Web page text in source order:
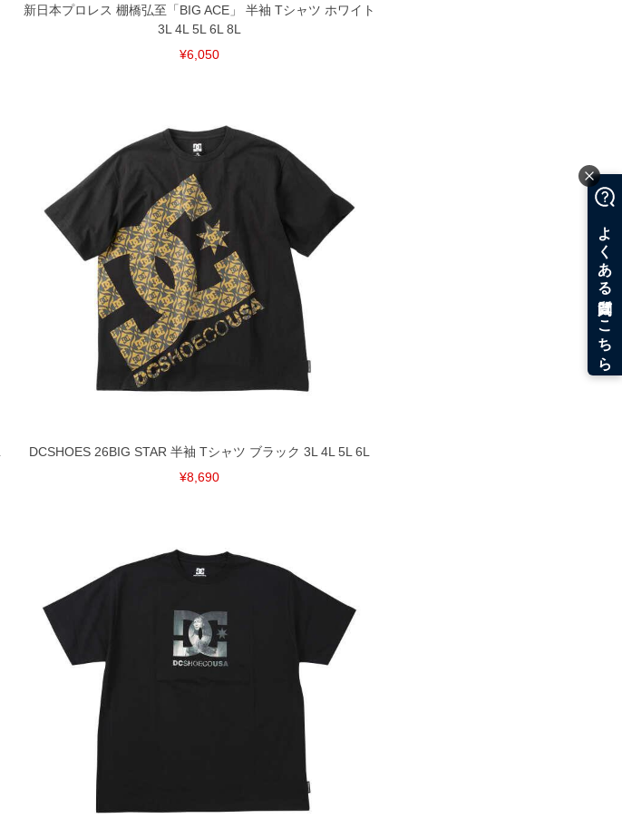
新日本プロレス 棚橋弘至「BIG ACE」 半袖 Tシャツ ホワイト
3L 4L 5L 6L 8L
¥6,050
DCSHOES 26BIG STAR 半袖 Tシャツ ブラック 3L 4L 5L 6L
¥8,690